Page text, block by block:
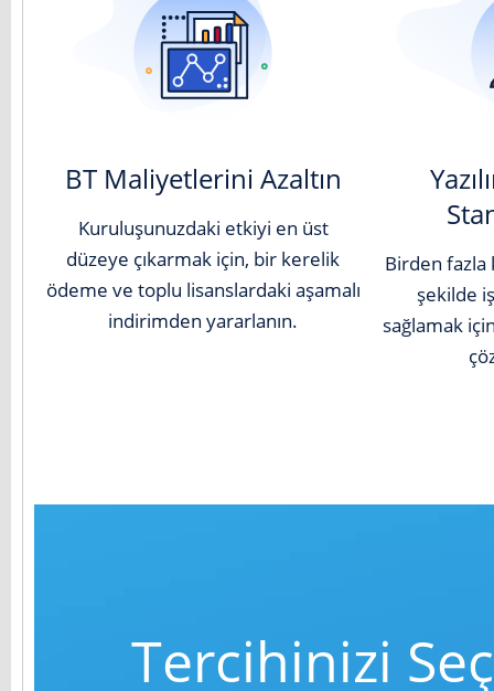
BT Maliyetlerini Azaltın
Kuruluşunuzdaki etkiyi en üst
düzeye çıkarmak için, bir kerelik
ödeme ve toplu lisanslardaki aşamalı
indirimden yararlanın.
Birden fazla
şekilde
sağlamak
Tercihinizi